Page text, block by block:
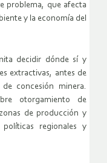
problema, que afecta
y la economía del
decidir dónde sí y
extractivas, antes de
concesión minera.
otorgamiento de
de producción y
regionales y